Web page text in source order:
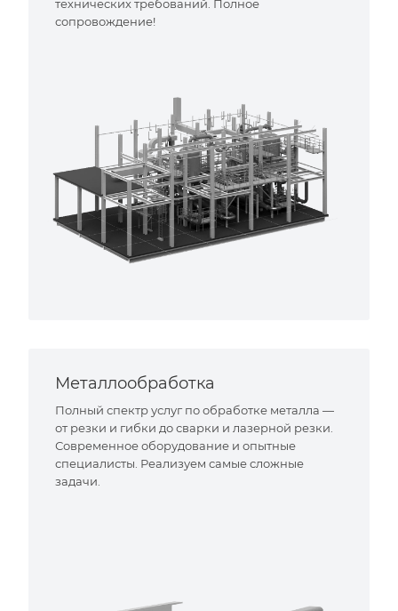
технических требований. Полное
сопровождение!
Металлообработка
Полный спектр услуг по обработке металла —
от резки и гибки до сварки и лазерной резки.
Современное оборудование и опытные
специалисты. Реализуем самые сложные
задачи.